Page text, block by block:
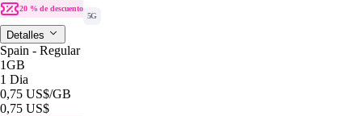
20 % de descuento
5G
Detalles
Spain - Regular
1GB
1 Dia
0,75 US$/GB
0,75 US$